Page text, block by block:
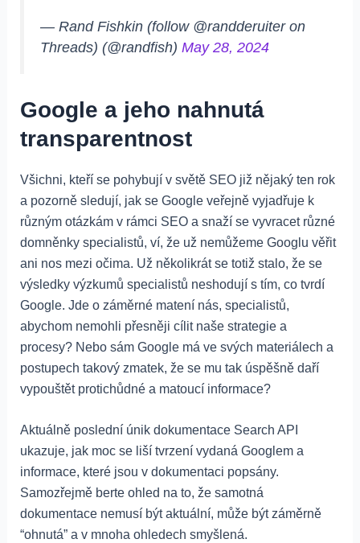
— Rand Fishkin (follow @randderuiter on
Threads) (@randfish) May 28, 2024
Google a jeho nahnutá
transparentnost
Všichni, kteří se pohybují v světě SEO již nějaký ten rok
a pozorně sledují, jak se Google veřejně vyjadřuje k
různým otázkám v rámci SEO a snaží se vyvracet různé
domněnky specialistů, ví, že už nemůžeme Googlu věřit
ani nos mezi očima. Už několikrát se totiž stalo, že se
výsledky výzkumů specialistů neshodují s tím, co tvrdí
Google. Jde o záměrné matení nás, specialistů,
abychom nemohli přesněji cílit naše strategie a
procesy? Nebo sám Google má ve svých materiálech a
postupech takový zmatek, že se mu tak úspěšně daří
vypouštět protichůdné a matoucí informace?
Aktuálně poslední únik dokumentace Search API
ukazuje, jak moc se liší tvrzení vydaná Googlem a
informace, které jsou v dokumentaci popsány.
Samozřejmě berte ohled na to, že samotná
dokumentace nemusí být aktuální, může být záměrně
“ohnutá” a v mnoha ohledech smyšlená.